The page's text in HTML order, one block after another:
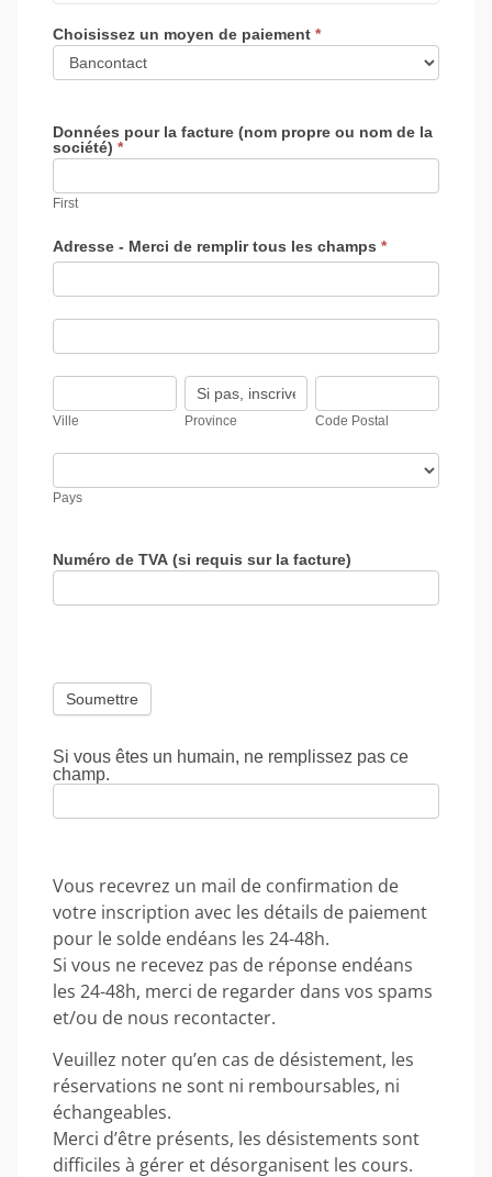
Choisissez un moyen de paiement *
Données pour la facture (nom propre ou nom de la
société) *
First
Adresse - Merci de remplir tous les champs *
Adresse
de
tous
les
Adresse
de
tous
les
champs
Ville
Ville
Province
Province
Code
Code Postal
Pays
Pays
Numéro de TVA (si requis sur la facture)
Si vous êtes un humain, ne remplissez pas ce
champ.
Vous recevrez un mail de confirmation de
votre inscription avec les détails de paiement
pour le solde endéans les 24-48h.
Si vous ne recevez pas de réponse endéans
les 24-48h, merci de regarder dans vos spams
et/ou de nous recontacter.
Veuillez noter qu’en cas de désistement, les
réservations ne sont ni remboursables, ni
échangeables.
Merci d’être présents, les désistements sont
difficiles à gérer et désorganisent les cours.